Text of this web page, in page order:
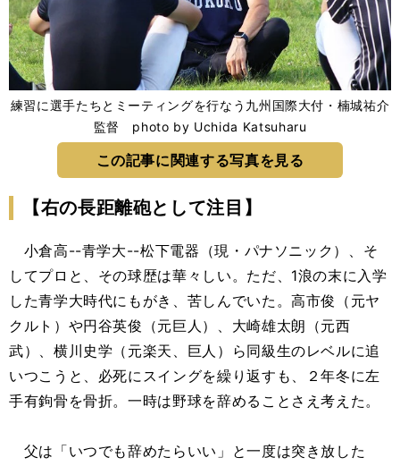
練習に選手たちとミーティングを行なう九州国際大付・楠城祐介
監督 photo by Uchida Katsuharu
この記事に関連する写真を見る
【右の長距離砲として注目】
小倉高--青学大--松下電器（現・パナソニック）、そ
してプロと、その球歴は華々しい。ただ、1浪の末に入学
した青学大時代にもがき、苦しんでいた。高市俊（元ヤ
クルト）や円谷英俊（元巨人）、大崎雄太朗（元西
武）、横川史学（元楽天、巨人）ら同級生のレベルに追
いつこうと、必死にスイングを繰り返すも、２年冬に左
手有鉤骨を骨折。一時は野球を辞めることさえ考えた。
父は「いつでも辞めたらいい」と一度は突き放した